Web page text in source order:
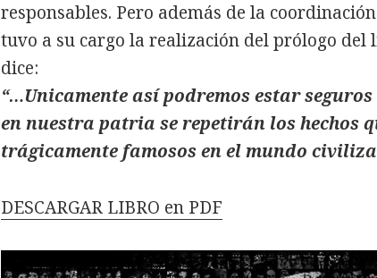
responsables. Pero además de la
tuvo a su cargo la realización del prólogo del
dice:
“…Unicamente así podremos estar seguros
en nuestra patria se repetirán los hechos
trágicamente famosos en el mundo
DESCARGAR LIBRO en PDF